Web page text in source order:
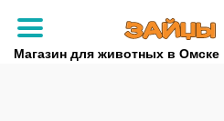
Магазин для животных в Омске